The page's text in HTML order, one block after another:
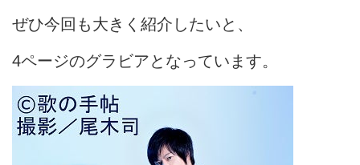
ぜひ今回も大きく紹介したいと、
4ページのグラビアとなっています。